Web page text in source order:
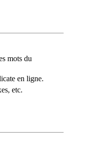
mots du
en ligne.
etc.